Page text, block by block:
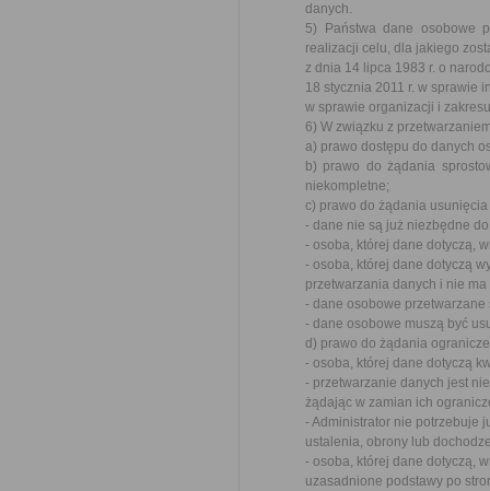
danych.
5) Państwa dane osobowe
realizacji celu, dla jakiego
z dnia 14 lipca 1983 r. o
18 stycznia 2011 r. w sprawie
w sprawie organizacji i
6) W związku z
a) prawo dostępu do danych
b) prawo do żądania
niekompletne;
c) prawo do żądania
- dane nie są już niezbędne
- osoba, której dane dotyczą,
- osoba, której dane dotyczą
przetwarzania danych i nie
- dane osobowe
- dane osobowe muszą być
d) prawo do żądania
- osoba, której dane dotyczą
- przetwarzanie danych jest
żądając w zamian ich
- Administrator nie potrzebuje
ustalenia, obrony lub
- osoba, której dane dotyczą,
uzasadnione podstawy po